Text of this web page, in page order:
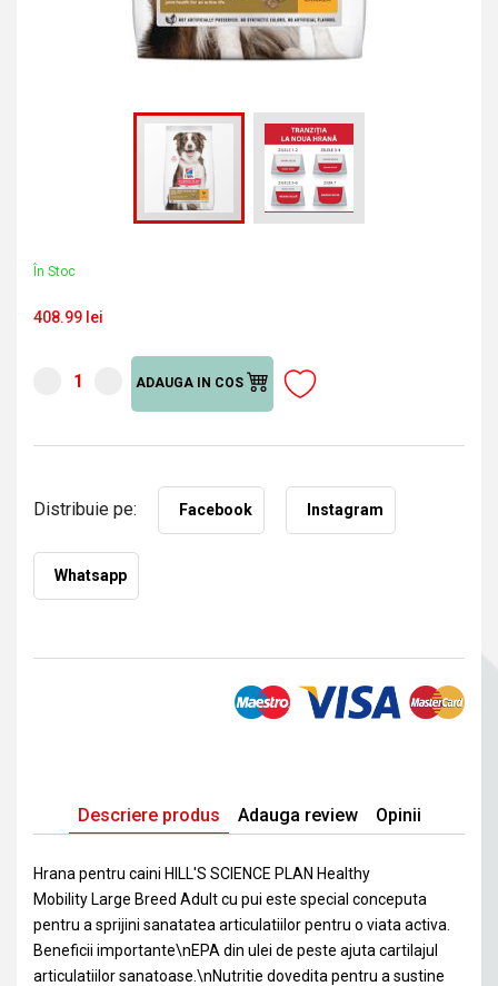
Descriere produs Adauga review Opinii
Hrana pentru caini HILL'S SCIENCE PLAN Healthy
Mobility Large Breed Adult cu pui este special conceputa
pentru a sprijini sanatatea articulatiilor pentru o viata activa.
Beneficii importante\nEPA din ulei de peste ajuta cartilajul
articulatiilor sanatoase.\nNutritie dovedita pentru a sustine
În Stoc
408.99 lei
ADAUGA IN COS
Distribuie pe: Facebook Instagram
Whatsapp